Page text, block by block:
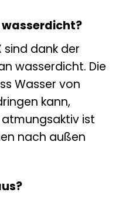
wasserdicht?
sind dank der
wasserdicht. Die
Wasser von
kann,
ist
nach außen